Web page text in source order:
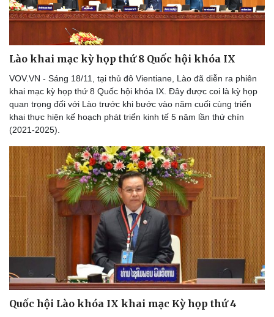
Hậu trường
Lào khai mạc kỳ họp thứ 8 Quốc hội khóa IX
VOV.VN - Sáng 18/11, tại thủ đô Vientiane, Lào đã diễn ra phiên
khai mạc kỳ họp thứ 8 Quốc hội khóa IX. Đây được coi là kỳ họp
quan trọng đối với Lào trước khi bước vào năm cuối cùng triển
khai thực hiện kế hoạch phát triển kinh tế 5 năm lần thứ chín
(2021-2025).
Quốc hội Lào khóa IX khai mạc Kỳ họp thứ 4